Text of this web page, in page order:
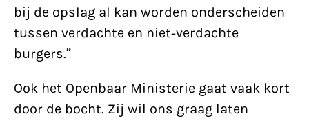
bij de opslag al kan worden onderscheiden
tussen verdachte en niet-verdachte
burgers.”
Ook het Openbaar Ministerie gaat vaak kort
door de bocht. Zij wil ons graag laten